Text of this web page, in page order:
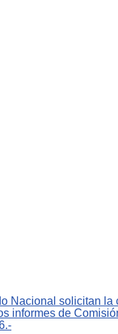
Nacional solicitan la
informes de